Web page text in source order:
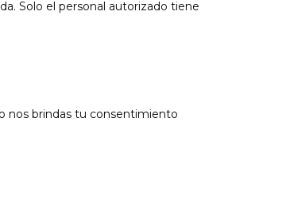
Solo el personal autorizado tiene
nos brindas tu consentimiento